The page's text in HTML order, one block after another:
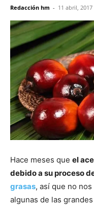
Redacción hm - 11 abril, 2017
Hace meses que el
debido a su proceso
grasas, así que no
algunas de las